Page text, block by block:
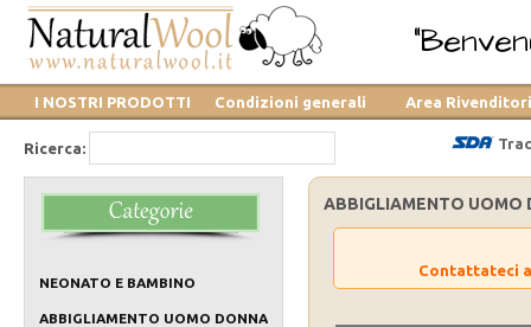
I NOSTRI PRODOTTI Condizioni generali Area Rivenditori
Ricerca:
NEONATO E BAMBINO
ABBIGLIAMENTO UOMO DONNA
ABBIGLIAMENTO UOMO
Contattateci